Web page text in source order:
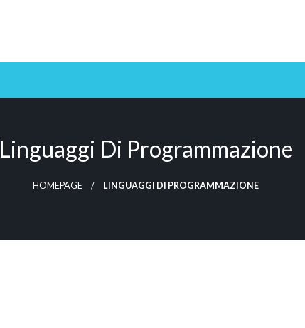
Linguaggi Di Programmazione
HOMEPAGE LINGUAGGI DI PROGRAMMAZIONE